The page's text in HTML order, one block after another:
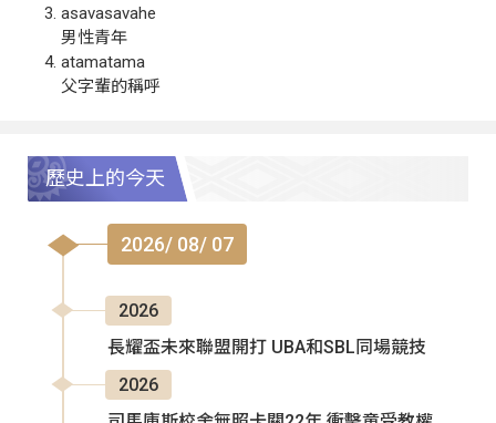
asavasavahe
男性青年
atamatama
父字輩的稱呼
歷史上的今天
2026/ 08/ 07
2026
長耀盃未來聯盟開打 UBA和SBL同場競技
2026